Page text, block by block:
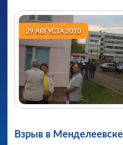
29 АВГУСТА 2010
Взрыв в Менделеевске